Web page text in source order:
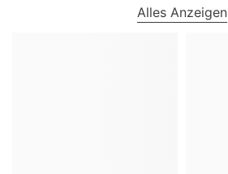
Alles Anzeigen